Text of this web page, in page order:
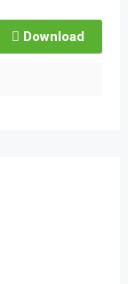
Download